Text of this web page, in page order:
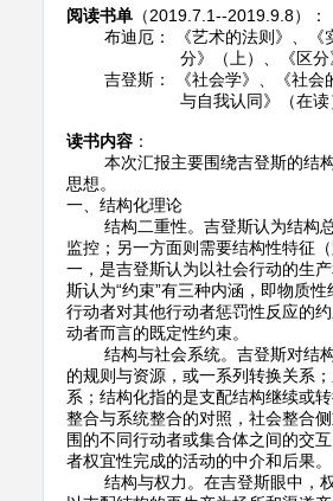
阅读书单（2019.7.1--2019.9.8）：
布迪厄： 《艺术的法则》、《实
分》（上）、《区分》（下
吉登斯： 《社会学》、《社会的
与自我认同》（在读
读书内容：
本次汇报主要围绕吉登斯的结构
思想。
一、结构化理论
结构二重性。吉登斯认为结构总
监控；另一方面则需要结构性特征
一，是吉登斯认为以社会行动的生
斯认为“约束”有三种内涵，即物
行动者对其他行动者惩罚性反应的
动者而言的既定性约束。
结构与社会系统。吉登斯对结构
的规则与资源，或一系列转换关系
系；结构化指的是支配结构继续或
整合与系统整合的对照，社会整合
围的不同行动者或集合体之间的交
者权宜性完成的活动的中介和后果。
结构与权力。在吉登斯眼中，权